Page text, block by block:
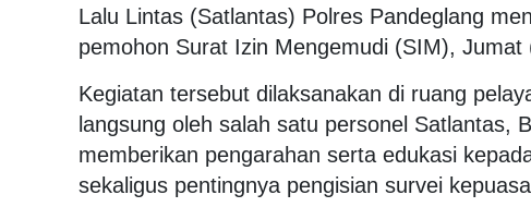
Lalu Lintas (Satlantas) Polres Pandeglang
pemohon Surat Izin Mengemudi (SIM), Jumat
Kegiatan tersebut dilaksanakan di ruang
langsung oleh salah satu personel Satlantas,
memberikan pengarahan serta edukasi
sekaligus pentingnya pengisian survei